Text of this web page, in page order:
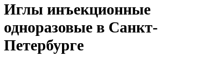
Иглы инъекционные
одноразовые в Санкт-
Петербурге